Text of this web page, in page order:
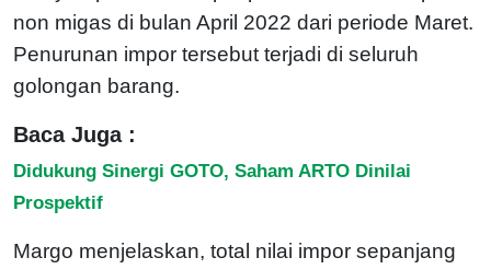
non migas di bulan April 2022 dari periode Maret.
Penurunan impor tersebut terjadi di seluruh
golongan barang.
Baca Juga :
Didukung Sinergi GOTO, Saham ARTO Dinilai
Prospektif
Margo menjelaskan, total nilai impor sepanjang